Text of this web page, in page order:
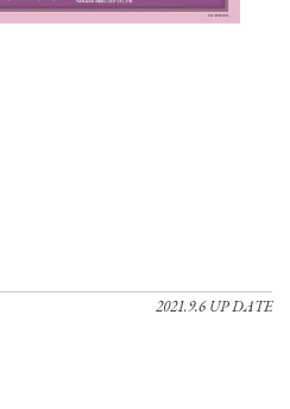
2021.9.6 UP DATE